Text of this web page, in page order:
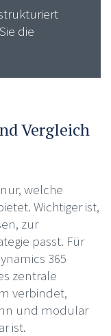
die
Vergleich
welche
Wichtiger ist,
zur
passt. Für
365
zentrale
verbindet,
und modular
ist.